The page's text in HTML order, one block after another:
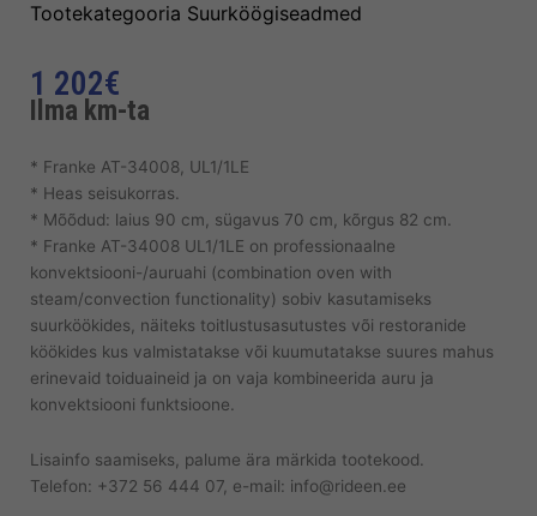
Tootekategooria Suurköögiseadmed
1 202€
Ilma km-ta
* Franke AT-34008, UL1/1LE
* Heas seisukorras.
* Mõõdud: laius 90 cm, sügavus 70 cm, kõrgus 82 cm.
* Franke AT-34008 UL1/1LE on professionaalne
konvektsiooni-/auruahi (combination oven with
steam/convection functionality) sobiv kasutamiseks
suurköökides, näiteks toitlustusasutustes või restoranide
köökides kus valmistatakse või kuumutatakse suures mahus
erinevaid toiduaineid ja on vaja kombineerida auru ja
konvektsiooni funktsioone.
Lisainfo saamiseks, palume ära märkida tootekood.
Telefon: +372 56 444 07, e-mail: info@rideen.ee